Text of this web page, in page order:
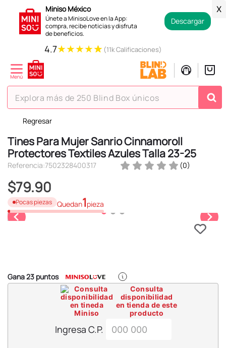
Miniso México
Únete a MinisoLove en la App:
compra, recibe noticias y disfruta
de beneficios.
Descargar
X
4.7★★★★★ (11k Calificaciones)
Explora más de 250 Blind Box únicos
Regresar
Tines Para Mujer Sanrio Cinnamoroll
Protectores Textiles Azules Talla 23-25
Referencia:7502328400317 (0)
$79.90
Pocas piezas Quedan1pieza
Gana23 puntos
Consulta
disponibilidad
en tienda de este
producto
Ingresa C.P.
TÉRMINOS MÁS BUSCADOS
1.
hello kitty
2.
spiderman
4.
osito cariñosito
5.
llaveros
9.
chiikawas
cosmetiquera